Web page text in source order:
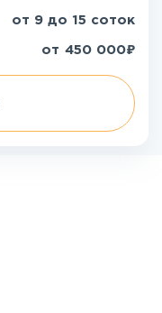
от 9 до 15 соток
от 450 000₽